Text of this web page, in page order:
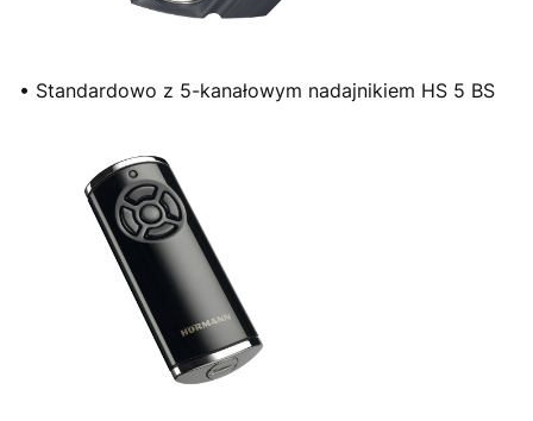
• Standardowo z 5-kanałowym nadajnikiem HS 5 BS